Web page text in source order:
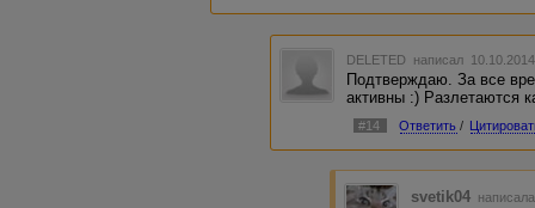
DELETED написал
Подтверждаю. За все
активны :) Разлетаются
#14 Ответить /
svetik04